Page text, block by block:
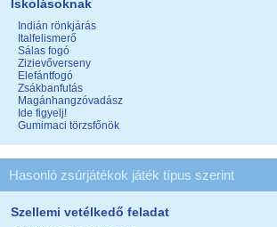
Iskolásoknak
Indián rönkjárás
Italfelismerő
Sálas fogó
Zizievőverseny
Elefántfogó
Zsákbanfutás
Magánhangzóvadász
Ide figyelj!
Gumimaci törzsfőnök
Hasonló zsúrjátékok játék típus szerint
Szellemi vetélkedő feladat